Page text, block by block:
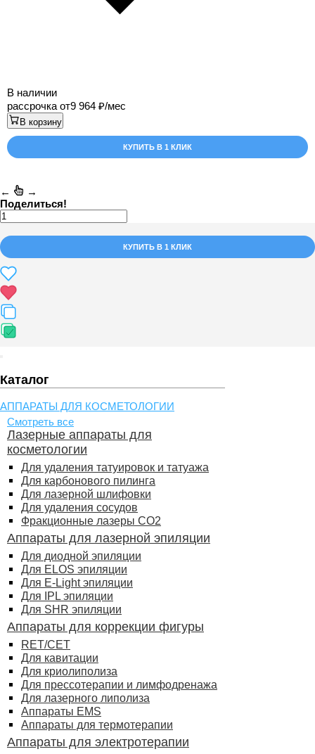
В наличии
рассрочка от9 964 /мес
В корзину
КУПИТЬ В 1 КЛИК
←
→
Поделиться!
КУПИТЬ В 1 КЛИК
Каталог
АППАРАТЫ ДЛЯ КОСМЕТОЛОГИИ
Смотреть все
Лазерные аппараты для
косметологии
Для удаления татуировок и татуажа
Для карбонового пилинга
Для лазерной шлифовки
Для удаления сосудов
Фракционные лазеры СО2
Аппараты для лазерной эпиляции
Для диодной эпиляции
Для ELOS эпиляции
Для E-Light эпиляции
Для IPL эпиляции
Для SHR эпиляции
Аппараты для коррекции фигуры
RET/CET
Для кавитации
Для криолиполиза
Для прессотерапии и лимфодренажа
Для лазерного липолиза
Аппараты EMS
Аппараты для термотерапии
Аппараты для электротерапии